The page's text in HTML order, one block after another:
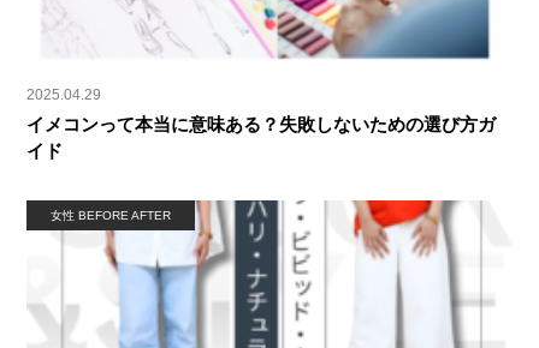
2025.04.29
イメコンって本当に意味ある？失敗しないための選び方ガ
イド
女性 BEFORE AFTER